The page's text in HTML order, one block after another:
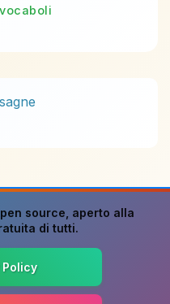
source , aperto alla
di tutti.